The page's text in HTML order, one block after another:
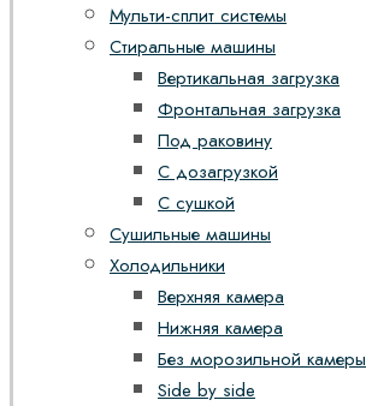
Мульти-сплит системы
Стиральные машины
Вертикальная загрузка
Фронтальная загрузка
Под раковину
С дозагрузкой
С сушкой
Сушильные машины
Холодильники
Верхняя камера
Нижняя камера
Без морозильной камеры
Side by side